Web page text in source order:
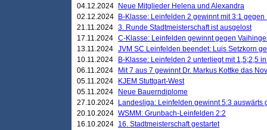
04.12.2024
Neue Mitglieder Helena und Alexandra
02.12.2024
B-Klasse: Leinfelden 2 gewinnt mit 3:1
21.11.2024 3. Runde Stadtmeisterschaft ist ausgelost
17.11.2024 C-Klasse: Leinfelden gewinnt gegen
13.11.2024 JVM SC Leinfelden beendet: Luis Setzkorn
10.11.2024
B-Klasse: Leinfelden 2 unterliegt mit 1,5;2,5
06.11.2024
Mit 7 aus 7 gewinnt Dr. Markus Kottke das
05.11.2024
KJEM Stuttgart-West
05.11.2024
Neue Bauerndiplome
27.10.2024
Landesliga: Leinfelden gewinnt 5:3 auswärts
20.10.2024 WSMM: Grunbach-Leinfelden 2:2
16.10.2024 16. Stadtmeisterschaft gestartet